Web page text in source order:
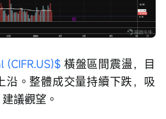
橫盤區間震盪，目
沿。整體成交量持續下跌，吸
議觀望。